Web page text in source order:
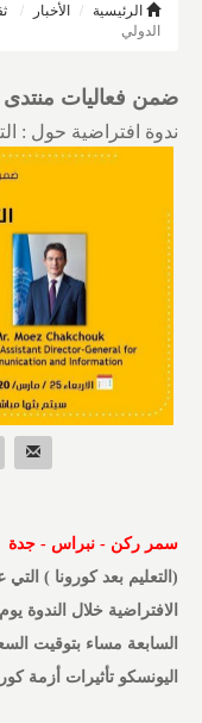
الرئيسية الأخبار
الدولي
ضمن فعاليات منتدى
ندوة افتراضية حول :
سمر ركن - نبراس - جدة
السابعة مساء بتوقيت
اليونسكو تأثيرات أزمة